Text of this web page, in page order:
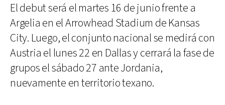
El debut será el martes 16 de junio frente a
Argelia en el Arrowhead Stadium de Kansas
City. Luego, el conjunto nacional se medirá con
Austria el lunes 22 en Dallas y cerrará la fase de
grupos el sábado 27 ante Jordania,
nuevamente en territorio texano.